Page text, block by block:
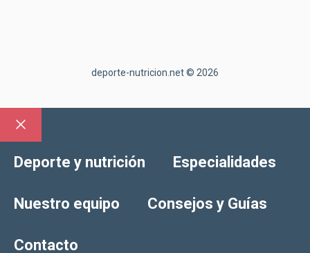
deporte-nutricion.net © 2026
Cerrar
Deporte y nutrición Especialidades
Nuestro equipo Consejos y Guías
Contacto